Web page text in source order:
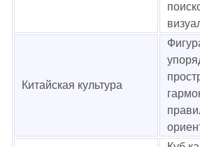
Китайская культура